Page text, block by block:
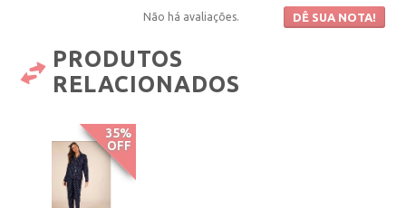
Não há avaliações. DÊ SUA NOTA!
PRODUTOS
RELACIONADOS
35%
OFF